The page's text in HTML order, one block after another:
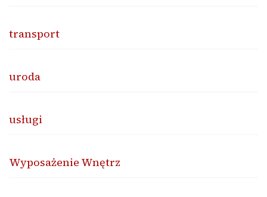
transport
uroda
usługi
Wyposażenie Wnętrz